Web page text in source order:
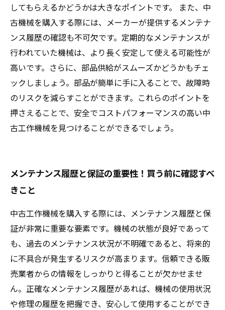
してもらえるかどうかは大きなポイントです。 また、中
古機械を購入する際には、メーカーが提供するメンテナ
ンス履歴の確認も不可欠です。定期的なメンテナンスが
行われていた機械は、より長く安定して使える可能性が
高いです。さらに、部品供給がスムーズかどうかもチェ
ックしましょう。部品が簡単に手に入ることで、故障時
のリスクを減らすことができます。これらのポイントを
押さえることで、安全でコストパフォーマンスの高い中
古工作機械を見つけることができるでしょう。
メンテナンス履歴と保証の重要性！買う前に確認すべ
きこと
中古工作機械を購入する際には、メンテナンス履歴と保
証が非常に重要な要素です。機械の状態が良好であって
も、過去のメンテナンス状況が不明確であると、将来的
に不具合が発生するリスクが高まります。信頼できる販
売業者からの情報をしっかりと得ることが欠かせませ
ん。正確なメンテナンス履歴があれば、機械の使用状況
や修理の履歴を把握でき、安心して使用することができ